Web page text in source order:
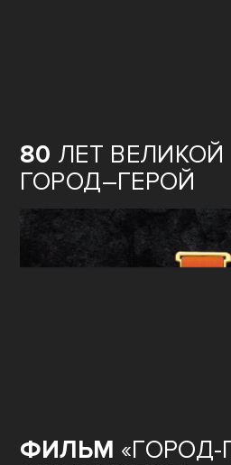
80 ЛЕТ
ГОРОД–ГЕРОЙ
ФИЛЬМ «ГОРОД-